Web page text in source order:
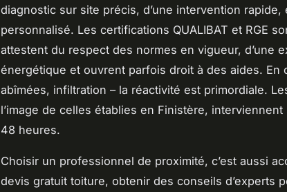
diagnostic sur site précis, d’une intervention rapide,
personnalisé. Les certifications QUALIBAT et RGE
attestent du respect des normes en vigueur, d’une
énergétique et ouvrent parfois droit à des aides. En
abîmées, infiltration – la réactivité est primordiale.
l’image de celles établies en Finistère,
48 heures.
Choisir un professionnel de proximité, c’est aussi
devis gratuit toiture, obtenir des conseils d’experts